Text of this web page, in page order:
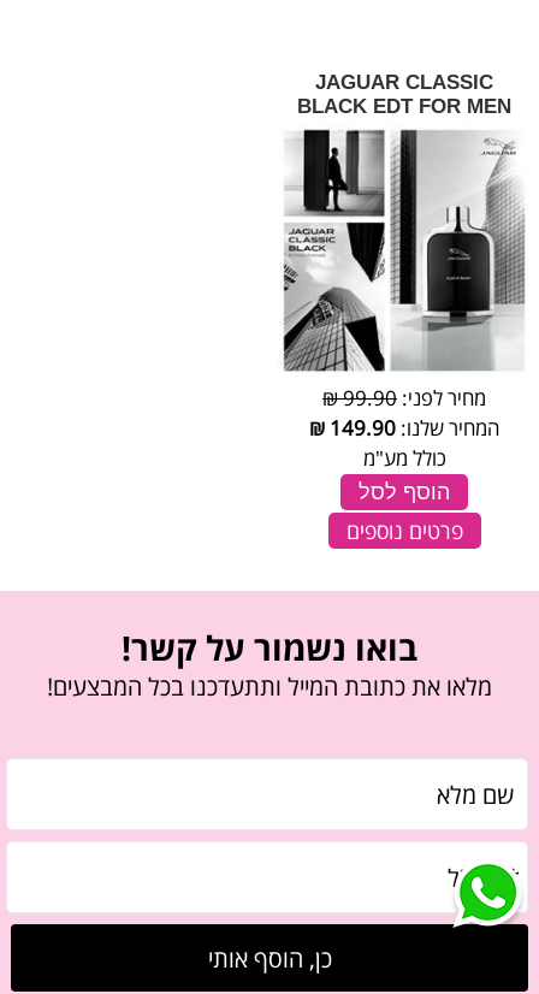
JAGUAR CLASSIC
BLACK EDT FOR MEN
מחיר לפני: 99.90 ₪
המחיר שלנו: 149.90
₪
כולל מע"מ
הוסף לסל
פרטים נוספים
בואו נשמור על קשר!
מלאו את כתובת המייל ותתעדכנו בכל המבצעים!